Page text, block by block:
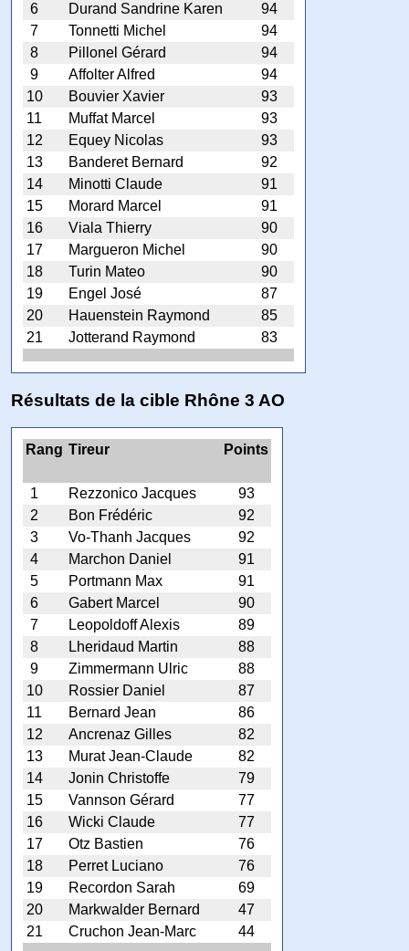
6
Durand Sandrine Karen
94
7
Tonnetti Michel
94
8
Pillonel Gérard
94
9
Affolter Alfred
94
10
Bouvier Xavier
93
11
Muffat Marcel
93
12
Equey Nicolas
93
13
Banderet Bernard
92
14
Minotti Claude
91
15
Morard Marcel
91
16
Viala Thierry
90
17
Margueron Michel
90
18
Turin Mateo
90
19
Engel José
87
20
Hauenstein Raymond
85
21
Jotterand Raymond 83
Résultats de la cible Rhône 3 AO
Rang Tireur Points
1 Rezzonico Jacques
93
2
Bon Frédéric
92
3
Vo-Thanh Jacques
92
4
Marchon Daniel
91
5
Portmann Max
91
6
Gabert Marcel
90
7
Leopoldoff Alexis
89
8
Lheridaud Martin
88
9
Zimmermann Ulric
88
10
Rossier Daniel
87
11
Bernard Jean
86
12
Ancrenaz Gilles
82
13
Murat Jean-Claude
82
14
Jonin Christoffe
79
15
Vannson Gérard
77
16
Wicki Claude
77
17
Otz Bastien
76
18
Perret Luciano
76
19
Recordon Sarah
69
20
Markwalder Bernard
47
21
Cruchon Jean-Marc 44